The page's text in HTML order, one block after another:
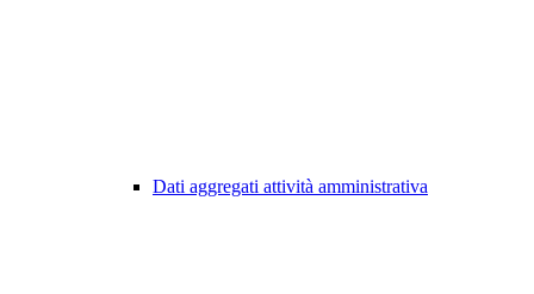
Dati aggregati attività amministrativa